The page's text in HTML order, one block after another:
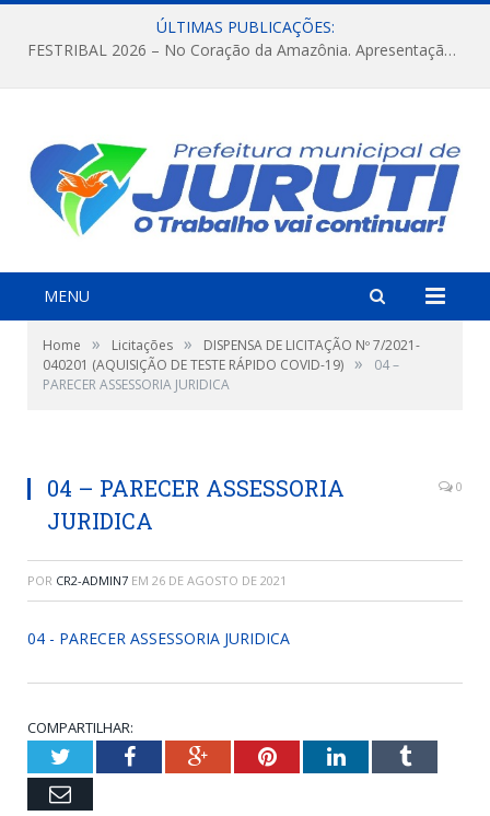
ÚLTIMAS PUBLICAÇÕES:
FESTRIBAL 2026 – No Coração da Amazônia. Apresentação da Munduruku.
MENU
Home » Licitações »
DISPENSA DE LICITAÇÃO Nº 7/2021-
040201 (AQUISIÇÃO DE TESTE RÁPIDO COVID-19) »
04 –
PARECER ASSESSORIA JURIDICA
04 – PARECER ASSESSORIA
JURIDICA
0
POR CR2-ADMIN7 EM 26 DE AGOSTO DE 2021
04 - PARECER ASSESSORIA JURIDICA
COMPARTILHAR:
TwitterFacebookGoogle+PinterestLinkedInTumblr
Email